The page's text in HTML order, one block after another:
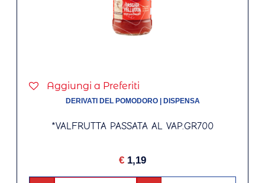
Aggiungi a Preferiti
DERIVATI DEL POMODORO| DISPENSA
*VALFRUTTA PASSATA AL VAP.GR700
€ 1,19